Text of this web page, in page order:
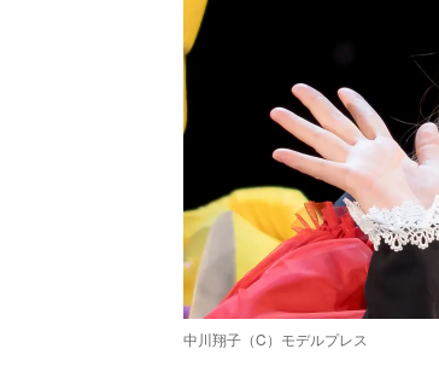
中川翔子（C）モデルプレス